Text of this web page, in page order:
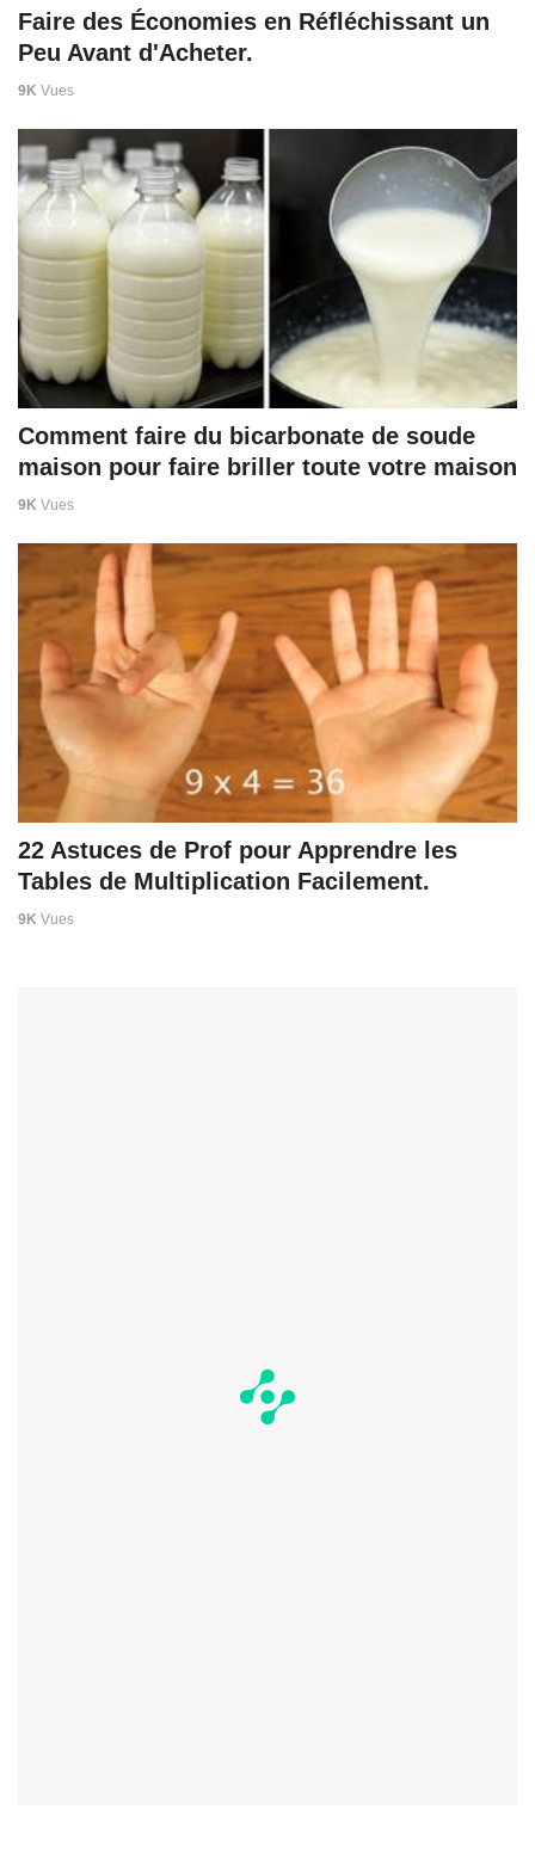
Faire des Économies en Réfléchissant un
Peu Avant d'Acheter.
9K Vues
Comment faire du bicarbonate de soude
maison pour faire briller toute votre maison
9K Vues
22 Astuces de Prof pour Apprendre les
Tables de Multiplication Facilement.
9K Vues